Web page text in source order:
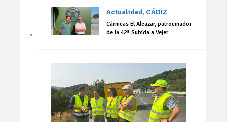
Actualidad, CÁDIZ
Cárnicas El Alcazar, patrocinador
de la 42ª Subida a Vejer